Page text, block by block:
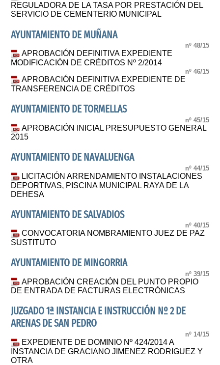
REGULADORA DE LA TASA POR PRESTACIÓN DEL
SERVICIO DE CEMENTERIO MUNICIPAL
AYUNTAMIENTO DE MUÑANA
nº 48/15
APROBACIÓN DEFINITIVA EXPEDIENTE
MODIFICACIÓN DE CRÉDITOS Nº 2/2014
nº 46/15
APROBACIÓN DEFINITIVA EXPEDIENTE DE
TRANSFERENCIA DE CRÉDITOS
AYUNTAMIENTO DE TORMELLAS
nº 45/15
APROBACIÓN INICIAL PRESUPUESTO GENERAL
2015
AYUNTAMIENTO DE NAVALUENGA
nº 44/15
LICITACIÓN ARRENDAMIENTO INSTALACIONES
DEPORTIVAS, PISCINA MUNICIPAL RAYA DE LA
DEHESA
AYUNTAMIENTO DE SALVADIOS
nº 40/15
CONVOCATORIA NOMBRAMIENTO JUEZ DE PAZ
SUSTITUTO
AYUNTAMIENTO DE MINGORRIA
nº 39/15
APROBACIÓN CREACIÓN DEL PUNTO PROPIO
DE ENTRADA DE FACTURAS ELECTRÓNICAS
JUZGADO 1ª INSTANCIA E INSTRUCCIÓN Nº 2 DE
ARENAS DE SAN PEDRO
nº 14/15
EXPEDIENTE DE DOMINIO Nº 424/2014 A
INSTANCIA DE GRACIANO JIMENEZ RODRIGUEZ Y
OTRA